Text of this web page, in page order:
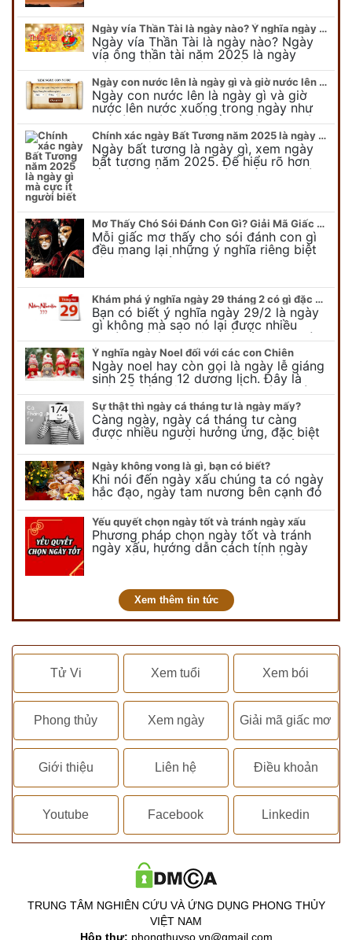
Ngày vía Thần Tài là ngày nào? Ý nghĩa ngày vía Thần Tài năm 2025
Ngày vía Thần Tài là ngày nào? Ngày
vía ông thần tài năm 2025 là ngày
mùng 10 âm lịch hàng tháng. Tại sao
trong ngày này, tất cả mọi…
Ngày con nước lên là ngày gì và giờ nước lên nước xuống trong ngày?
Ngày con nước lên là ngày gì và giờ
nước lên nước xuống trong ngày như
thế nào? Có điều gì cần chú ý về ngày
con nước lên? Đừng…
Chính xác ngày Bất Tương năm 2025 là ngày gì mà cực ít người biết
Ngày bất tương là ngày gì, xem ngày
bất tương năm 2025. Để hiểu rõ hơn
về ngày bất tương, ngày bất tương là
Mơ Thấy Chó Sói Đánh Con Gì? Giải Mã Giấc Mơ Bí Ẩn
Mỗi giấc mơ thấy cho sói đánh con gì
đều mang lại những ý nghĩa riêng biệt
và có thể phản ánh tâm trạng, suy nghĩ
Khám phá ý nghĩa ngày 29 tháng 2 có gì đặc biệt?
Bạn có biết ý nghĩa ngày 29/2 là ngày
gì không mà sao nó lại được nhiều
người chú ý đến vậy. Tất cả mọi người
đều cho rằng đây…
Ý nghĩa ngày Noel đối với các con Chiên
Ngày noel hay còn gọi là ngày lễ giáng
sinh 25 tháng 12 dương lịch. Đây là
ngày lễ của bên thiên chúa giáo, ngày
lễ thiên chúa giáng sinh,…
Sự thật thì ngày cá tháng tư là ngày mấy?
Càng ngày, ngày cá tháng tư càng
được nhiều người hưởng ứng, đặc biệt
là các bạn trẻ bởi họ sẽ nghĩ ra đủ trò
vui chơi, tinh nghịch, hài…
Ngày không vong là gì, bạn có biết?
Khi nói đến ngày xấu chúng ta có ngày
hắc đạo, ngày tam nương bên cạnh đó
còn có ngày không vong. Tuy nhiên khi
nói đến ngày không vong…
Yếu quyết chọn ngày tốt và tránh ngày xấu
Phương pháp chọn ngày tốt và tránh
ngày xấu, hướng dẫn cách tính ngày
tốt, ngày xấu trong tháng để tiến hành
Xem thêm tin tức
Tử Vi Xem tuổi Xem bói
Phong thủy Xem ngày Giải mã giấc mơ
Giới thiệu Liên hệ Điều khoản
Youtube Facebook Linkedin
TRUNG TÂM NGHIÊN CỨU VÀ ỨNG DỤNG PHONG THỦY
VIỆT NAM
Hộp thư: phongthuyso.vn@gmail.com